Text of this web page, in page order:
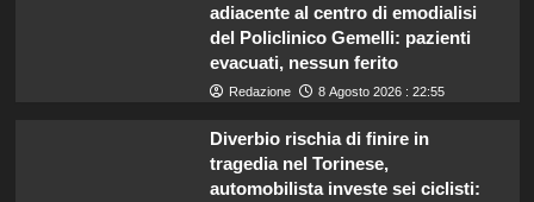
adiacente al centro di emodialisi
del Policlinico Gemelli: pazienti
evacuati, nessun ferito
Redazione 8 Agosto 2026 : 22:55
Diverbio rischia di finire in
tragedia nel Torinese,
automobilista investe sei ciclisti: